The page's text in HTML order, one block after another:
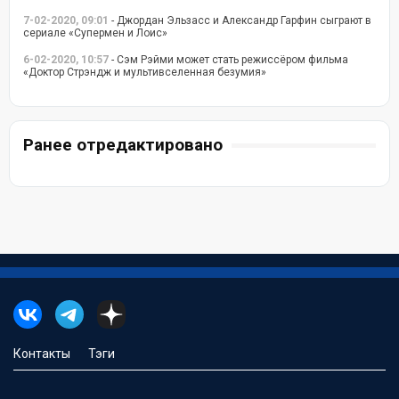
7-02-2020, 09:01 - Джордан Эльзасс и Александр Гарфин сыграют в
сериале «Супермен и Лоис»
6-02-2020, 10:57 - Сэм Рэйми может стать режиссёром фильма
«Доктор Стрэндж и мультивселенная безумия»
Ранее отредактировано
Контакты Тэги